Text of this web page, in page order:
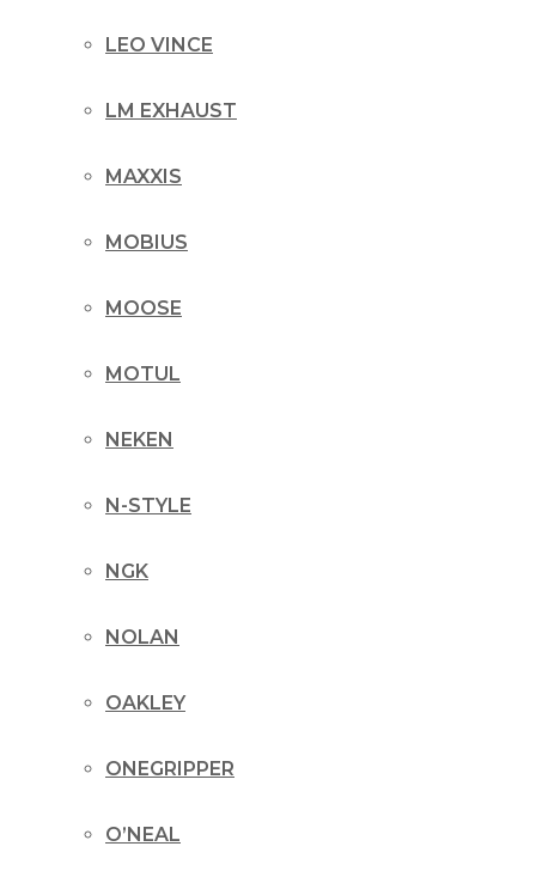
LEO VINCE
LM EXHAUST
MAXXIS
MOBIUS
MOOSE
MOTUL
NEKEN
N-STYLE
NGK
NOLAN
OAKLEY
ONEGRIPPER
O’NEAL